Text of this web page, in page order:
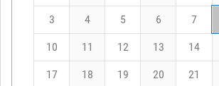
3 4 5 6 7
10 11 12 13 14
17 18 19 20 21